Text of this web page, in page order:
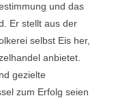
und das
Er stellt aus der
selbst Eis her,
anbietet.
gezielte
zum Erfolg seien